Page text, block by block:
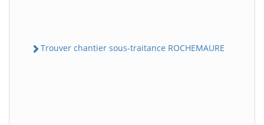
Trouver chantier sous-traitance ROCHEMAURE